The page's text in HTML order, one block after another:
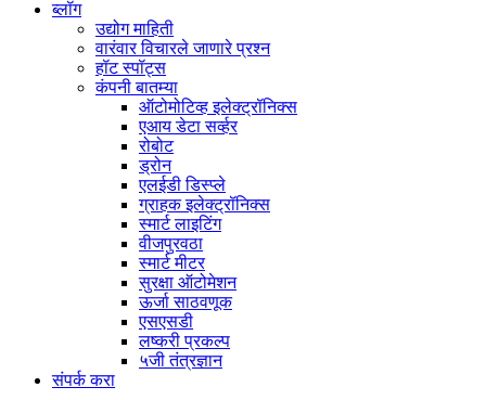
ब्लॉग
उद्योग माहिती
वारंवार विचारले जाणारे प्रश्न
हॉट स्पॉट्स
कंपनी बातम्या
ऑटोमोटिव्ह इलेक्ट्रॉनिक्स
एआय डेटा सर्व्हर
रोबोट
ड्रोन
एलईडी डिस्प्ले
ग्राहक इलेक्ट्रॉनिक्स
स्मार्ट लाइटिंग
वीजपुरवठा
स्मार्ट मीटर
सुरक्षा ऑटोमेशन
ऊर्जा साठवणूक
एसएसडी
लष्करी प्रकल्प
५जी तंत्रज्ञान
संपर्क करा